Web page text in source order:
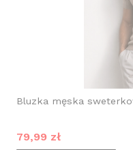
Bluzka męska
Cena promocyjna
79,99 zł